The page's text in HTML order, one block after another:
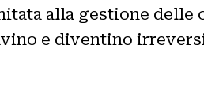
alla gestione delle
e diventino